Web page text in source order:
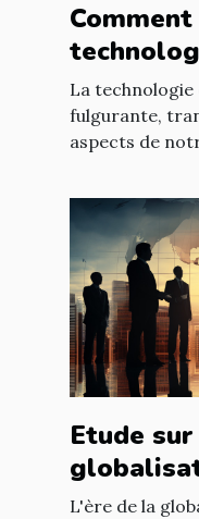
les
mondiale
La technologie
fulgurante,
aspects de
Etude
des
L'ère de la